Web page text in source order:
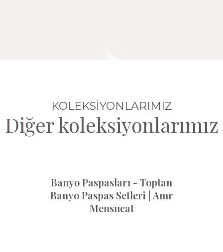
KOLEKSİYONLARIMIZ
Diğer koleksiyonlarımız
Banyo Paspasları - Toptan
Banyo Paspas Setleri | Amr
Mensucat